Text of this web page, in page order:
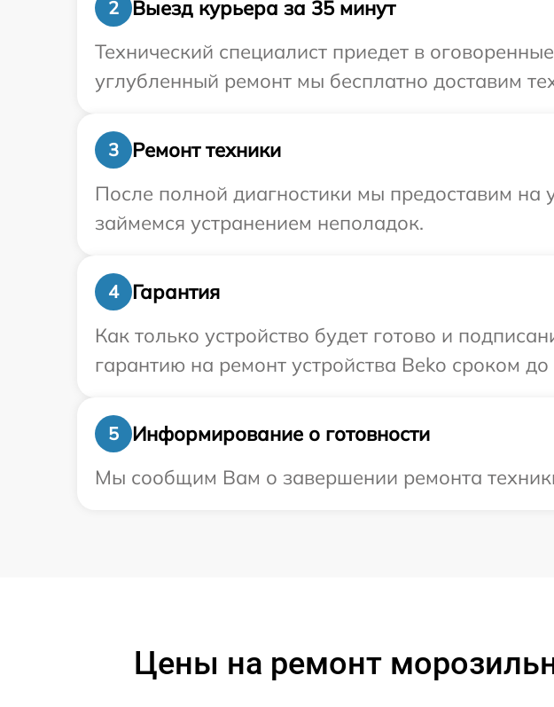
2
Выезд курьера за 35 минут
Технический специалист приедет в
углубленный ремонт мы бесплатно доставим
3
Ремонт техники
После полной диагностики мы предоставим на
займемся устранением неполадок.
4
Гарантия
Как только устройство будет готово и
гарантию на ремонт устройства Beko сроком до
5
Информирование о готовности
Мы сообщим Вам о завершении ремонта
Цены на ремонт